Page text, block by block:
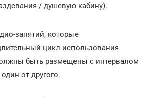
/ душевую кабину).
занятий, которые
цикл использования
быть размещены с интервалом
от другого.